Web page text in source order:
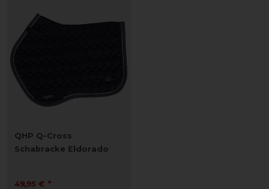
QHP Q-Cross
Schabracke Eldorado
49,95 € *